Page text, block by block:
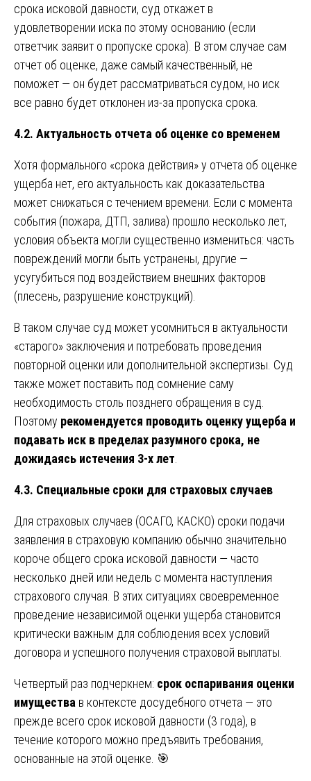
срока исковой давности, суд откажет в
удовлетворении иска по этому основанию (если
ответчик заявит о пропуске срока). В этом случае сам
отчет об оценке, даже самый качественный, не
поможет — он будет рассматриваться судом, но иск
все равно будет отклонен из-за пропуска срока.
4.2. Актуальность отчета об оценке со временем
Хотя формального «срока действия» у отчета об оценке
ущерба нет, его актуальность как доказательства
может снижаться с течением времени. Если с момента
события (пожара, ДТП, залива) прошло несколько лет,
условия объекта могли существенно измениться: часть
повреждений могли быть устранены, другие —
усугубиться под воздействием внешних факторов
(плесень, разрушение конструкций).
В таком случае суд может усомниться в актуальности
«старого» заключения и потребовать проведения
повторной оценки или дополнительной экспертизы. Суд
также может поставить под сомнение саму
необходимость столь позднего обращения в суд.
Поэтому рекомендуется проводить оценку ущерба и
подавать иск в пределах разумного срока, не
дожидаясь истечения 3-х лет
4.3. Специальные сроки для страховых случаев
Для страховых случаев (ОСАГО, КАСКО) сроки подачи
заявления в страховую компанию обычно значительно
короче общего срока исковой давности — часто
несколько дней или недель с момента наступления
страхового случая. В этих ситуациях своевременное
проведение независимой оценки ущерба становится
критически важным для соблюдения всех условий
договора и успешного получения страховой выплаты.
Четвертый раз подчеркнем: срок оспаривания оценки
имущества в контексте досудебного отчета — это
прежде всего срок исковой давности (3 года), в
течение которого можно предъявить требования,
основанные на этой оценке. 🎯